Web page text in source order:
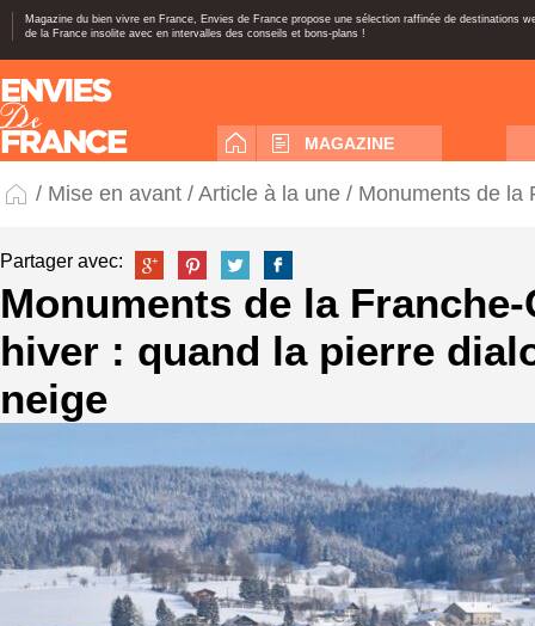
Magazine du bien vivre en France, Envies de France propose une sélection raffinée de destinations
de la France insolite avec en intervalles des conseils et bons-plans !
MAGAZINE
/ Mise en avant / Article à la une / Monuments de la
Partager avec:
Monuments de la
hiver : quand la pierre
neige